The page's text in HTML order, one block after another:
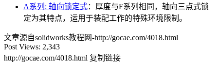
A系列: 轴向锁定式：厚度与F系列相同，轴向三点式锁
定为其特点，运用于装配工作的特殊环境限制。
文章源自solidworks教程网-http://gocae.com/4018.html
Post Views: 2,343
http://gocae.com/4018.html 复制链接